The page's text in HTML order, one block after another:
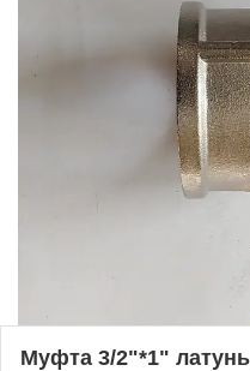
Муфта 3/2"*1"